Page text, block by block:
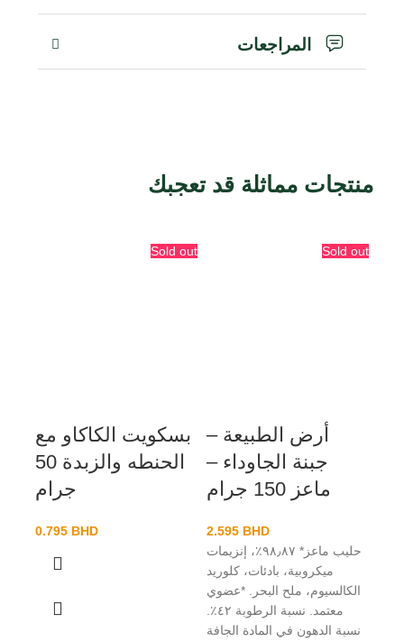
المراجعات
منتجات مماثلة قد تعجبك
Sold out
أرض الطبيعة –
جبنة الجاوداء –
ماعز 150 جرام
2.595 BHD
حليب ماعز* ٩٨٫٨٧٪، إنزيمات
ميكروبية، بادئات، كلوريد
الكالسيوم، ملح البحر. *عضوي
معتمد. نسبة الرطوبة ٤٢٪.
نسبة الدهون في المادة الجافة
Sold out
بسكويت الكاكاو مع
الحنطه والزبدة 50
جرام
0.795 BHD